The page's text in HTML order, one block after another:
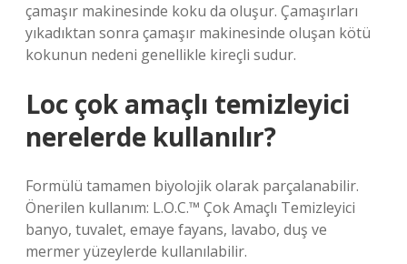
çamaşır makinesinde koku da oluşur. Çamaşırları
yıkadıktan sonra çamaşır makinesinde oluşan kötü
kokunun nedeni genellikle kireçli sudur.
Loc çok amaçlı temizleyici
nerelerde kullanılır?
Formülü tamamen biyolojik olarak parçalanabilir.
Önerilen kullanım: L.O.C.™ Çok Amaçlı Temizleyici
banyo, tuvalet, emaye fayans, lavabo, duş ve
mermer yüzeylerde kullanılabilir.